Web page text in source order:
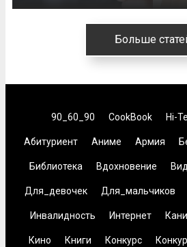
Больше
90_60_90 CookBook Hi-
Абитуриент Аниме Армия
Библиотека Вдохновение
Для_девочек Для_мальчиков
Инвалидность Интернет
Кино Книги Конкурс